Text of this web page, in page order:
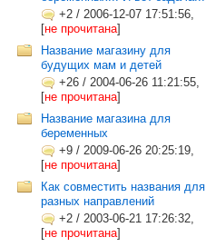
+2 / 2006-12-07 17:51:56,
[не прочитана]
Название магазину для
будущих мам и детей
+26 / 2004-06-26 11:21:55,
[не прочитана]
Название магазина для
беременных
+9 / 2009-06-26 20:25:19,
[не прочитана]
Как совместить названия для
разных направлений
+2 / 2003-06-21 17:26:32,
[не прочитана]